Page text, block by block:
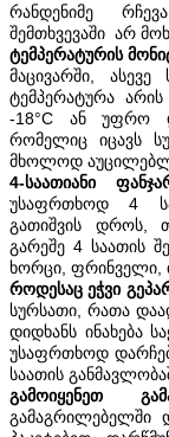
რანდენიმე
შემთხვევაში არ
ტემპერატურის
მაცივარში,
ტემპერატურა
-18°C ან უფრო
რომელიც იცავს
მხოლოდ
4-საათიანი
უსაფრთხოდ 4
გათიშვის დროს,
გარეშე 4 საათის
ხორცი, ფრინველი,
როდესაც ეჭვი
სურსათი, რათა
დიდხანს ინახება
უსაფრთხოდ
საათის
გამოიყენეთ
გამაგრილებელში